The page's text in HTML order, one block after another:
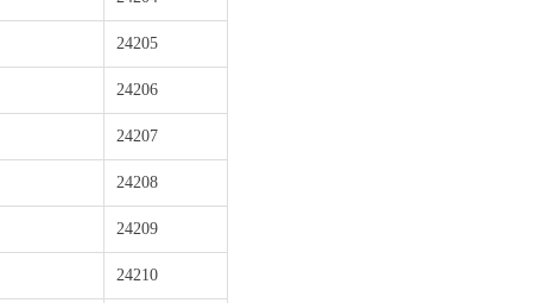
24205
24206
24207
24208
24209
24210